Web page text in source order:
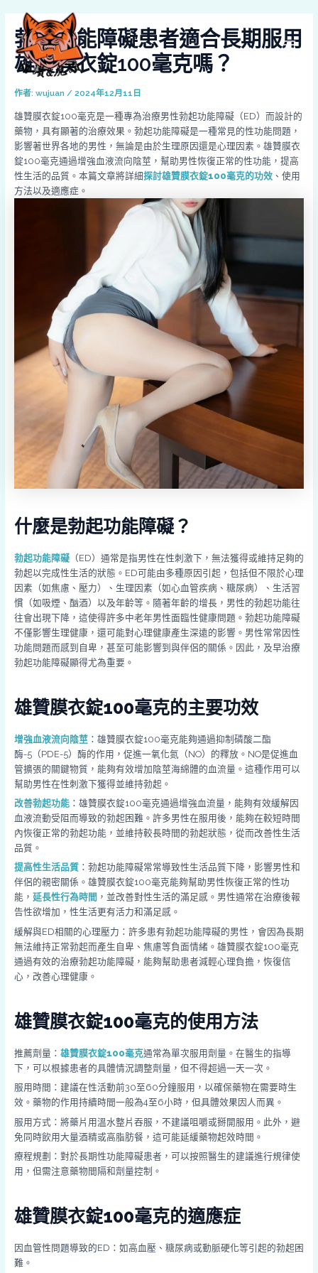
勃起功能障礙患者適合長期服用
雄贊膜衣錠100毫克嗎？
作者: wujuan / 2024年12月11日
雄贊膜衣錠100毫克是一種專為治療男性勃起功能障礙（ED）而設計的
藥物，具有顯著的治療效果。勃起功能障礙是一種常見的性功能問題，
影響著世界各地的男性，無論是由於生理原因還是心理因素。雄贊膜衣
錠100毫克通過增強血液流向陰莖，幫助男性恢復正常的性功能，提高
性生活的品質。本篇文章將詳細探討雄贊膜衣錠100毫克的功效、使用
方法以及適應症。
什麼是勃起功能障礙？
勃起功能障礙（ED）通常是指男性在性刺激下，無法獲得或維持足夠的
勃起以完成性生活的狀態。ED可能由多種原因引起，包括但不限於心理
因素（如焦慮、壓力）、生理因素（如心血管疾病、糖尿病）、生活習
慣（如吸煙、酗酒）以及年齡等。隨著年齡的增長，男性的勃起功能往
往會出現下降，這使得許多中老年男性面臨性健康問題。勃起功能障礙
不僅影響生理健康，還可能對心理健康產生深遠的影響。男性常常因性
功能問題而感到自卑，甚至可能影響到與伴侶的關係。因此，及早治療
勃起功能障礙顯得尤為重要。
雄贊膜衣錠100毫克的主要功效
增強血液流向陰莖：雄贊膜衣錠100毫克能夠通過抑制磷酸二酯
酶-5（PDE-5）酶的作用，促進一氧化氮（NO）的釋放。NO是促進血
管擴張的關鍵物質，能夠有效增加陰莖海綿體的血流量。這種作用可以
幫助男性在性刺激下獲得並維持勃起。
改善勃起功能：雄贊膜衣錠100毫克通過增強血流量，能夠有效緩解因
血液流動受阻而導致的勃起困難。許多男性在服用後，能夠在較短時間
內恢復正常的勃起功能，並維持較長時間的勃起狀態，從而改善性生活
品質。
提高性生活品質：勃起功能障礙常常導致性生活品質下降，影響男性和
伴侶的親密關係。雄贊膜衣錠100毫克能夠幫助男性恢復正常的性功
能， 延長性行為時間 ，並改善對性生活的滿足感。男性通常在治療後報
告性欲增加，性生活更有活力和滿足感。
緩解與ED相關的心理壓力：許多患有勃起功能障礙的男性，會因為長期
無法維持正常勃起而產生自卑、焦慮等負面情緒。雄贊膜衣錠100毫克
通過有效的治療勃起功能障礙，能夠幫助患者減輕心理負擔，恢復信
心，改善心理健康。
雄贊膜衣錠100毫克的使用方法
推薦劑量： 雄贊膜衣錠100毫克通常為單次服用劑量。在醫生的指導
下，可以根據患者的具體情況調整劑量，但不得超過一天一次。
服用時間：建議在性活動前30至60分鐘服用，以確保藥物在需要時生
效。藥物的作用持續時間一般為4至6小時，但具體效果因人而異。
服用方式：將藥片用溫水整片吞服，不建議咀嚼或掰開服用。此外，避
免同時飲用大量酒精或高脂肪餐，這可能延緩藥物起效時間。
療程規劃：對於長期性功能障礙患者，可以按照醫生的建議進行規律使
用，但需注意藥物間隔和劑量控制。
雄贊膜衣錠100毫克的適應症
因血管性問題導致的ED：如高血壓、糖尿病或動脈硬化等引起的勃起困
難。
navigation